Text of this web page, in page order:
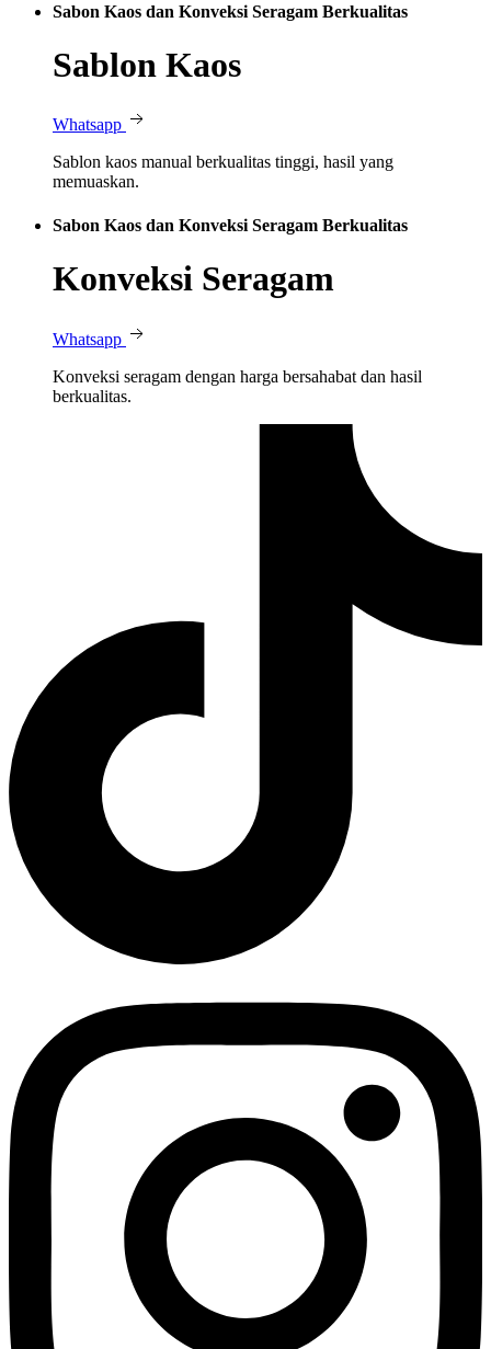
Sabon Kaos dan Konveksi Seragam Berkualitas
Sablon Kaos
Whatsapp
Sablon kaos manual berkualitas tinggi, hasil yang
memuaskan.
Sabon Kaos dan Konveksi Seragam Berkualitas
Konveksi Seragam
Whatsapp
Konveksi seragam dengan harga bersahabat dan hasil
berkualitas.